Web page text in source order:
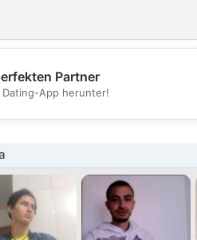
💕
Partner
App herunter!